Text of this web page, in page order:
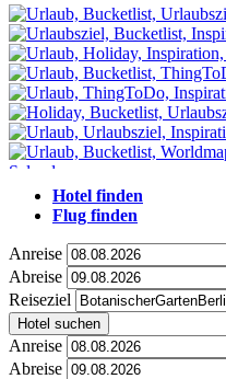
Hotel finden
Flug finden
Anreise
Abreise
Reiseziel
Hotel suchen
Anreise
Abreise